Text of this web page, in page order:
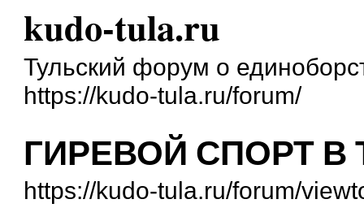
kudo-tula.ru
Тульский форум о
https://kudo-tula.ru/forum/
ГИРЕВОЙ СПОРТ В
https://kudo-tula.ru/forum/